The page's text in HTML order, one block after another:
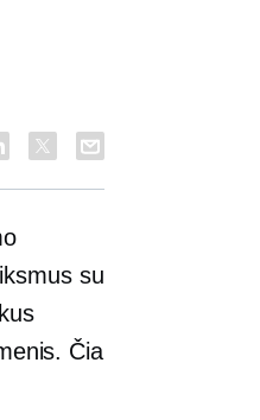
su
Čia